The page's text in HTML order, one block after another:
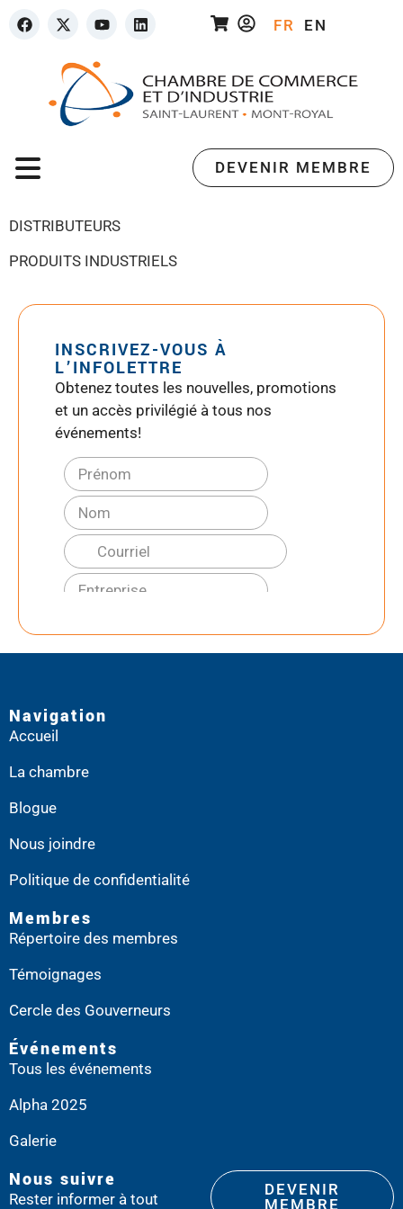
FR EN
DEVENIR MEMBRE
DISTRIBUTEURS
PRODUITS INDUSTRIELS
INSCRIVEZ-VOUS À
L’INFOLETTRE
Obtenez toutes les nouvelles, promotions
et un accès privilégié à tous nos
événements!
Navigation
Accueil
La chambre
Blogue
Nous joindre
Politique de confidentialité
Membres
Répertoire des membres
Témoignages
Cercle des Gouverneurs
Événements
Tous les événements
Alpha 2025
Galerie
Nous suivre
Rester informer à tout
DEVENIR
MEMBRE